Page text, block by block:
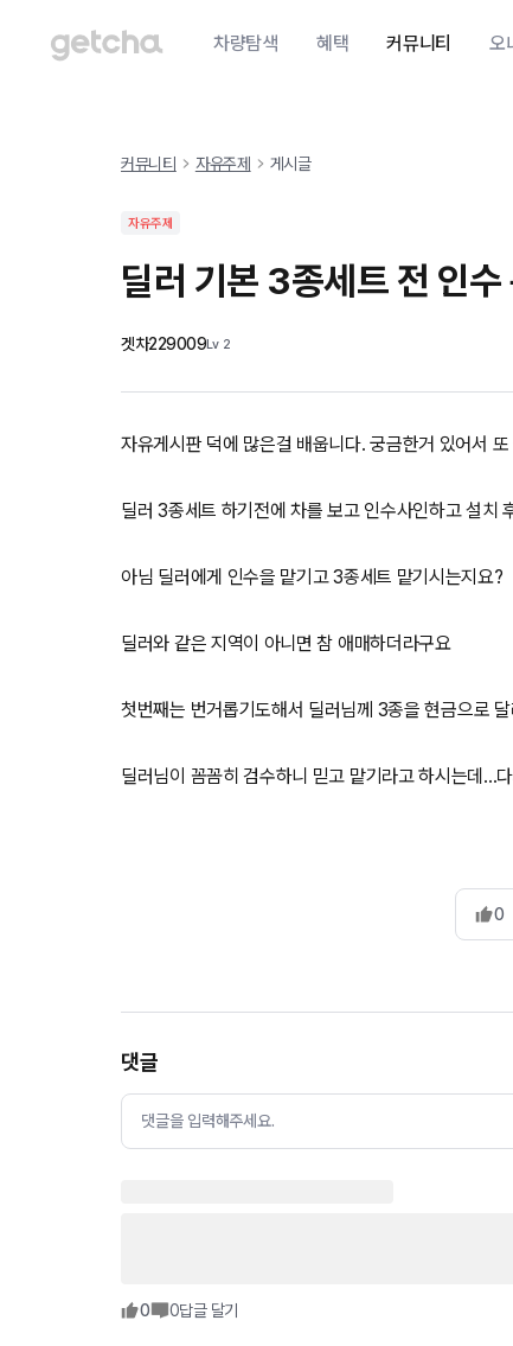
차량탐색 혜택 커뮤니티 오
커뮤니티 자유주제 게시글
자유주제
딜러 기본 3종세트 전 인수
겟차229009Lv 2
자유게시판 덕에 많은걸 배웁니다. 궁금한거 있어서
딜러 3종세트 하기전에 차를 보고 인수사인하고 설치
아님 딜러에게 인수을 맡기고 3종세트 맡기시는지요?
딜러와 같은 지역이 아니면 참 애매하더라구요
첫번째는 번거롭기도해서 딜러님께 3종을 현금으로
딜러님이 꼼꼼히 검수하니 믿고 맡기라고 하시는데...
0
댓글
댓글을 입력해주세요.
0 0답글 달기